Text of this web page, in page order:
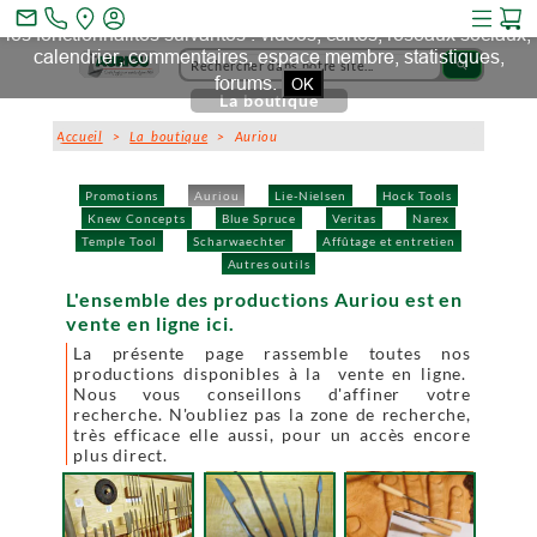
search
Promotions Auriou Lie-Nielsen
Hock Tools
Knew Concepts
Blue Spruce Veritas
Narex
Temple Tool
Scharwaechter
Affûtage et entretien
Autres outils
La boutique
Accueil >La boutique > Auriou
L'ensemble des productions Auriou est en
vente en ligne ici.
La présente page rassemble toutes nos
productions disponibles à la vente en ligne.
Nous vous conseillons d'affiner votre
recherche. N'oubliez pas la zone de recherche,
très efficace elle aussi, pour un accès encore
plus direct.
mail_outline
Ce site et des sites tiers qu'il utilise collectent des cookies pour
les fonctionnalités suivantes : vidéos, cartes, réseaux sociaux,
calendrier, commentaires, espace membre, statistiques,
forums. OK